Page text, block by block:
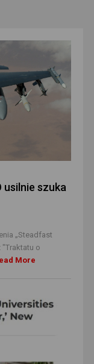
usilnie szuka
„Steadfast
"Traktatu o
More